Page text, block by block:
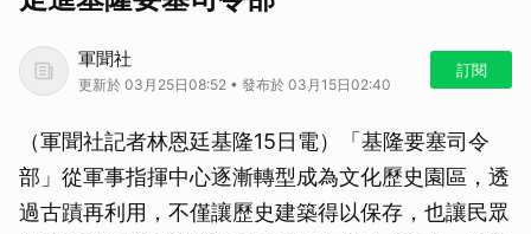
軍聞社
更新於 03月25日08:52 • 發布於 03月15日02:40
訂閱
（軍聞社記者林恩廷基隆15日電）「基隆要塞司令
部」從軍事指揮中心逐漸轉型成為文化歷史園區，透
過古蹟再利用，不僅讓歷史建築得以保存，也讓民眾